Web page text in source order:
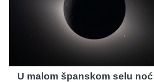
U malom španskom selu